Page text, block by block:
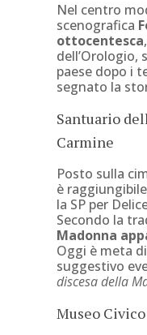
Nel centro
scenografica
ottocentesca
dell’Orologio,
paese dopo i
segnato la
Santuario
Carmine
Posto sulla
è
la SP per
Secondo la
Madonna
Oggi è meta
suggestivo
discesa della
Museo